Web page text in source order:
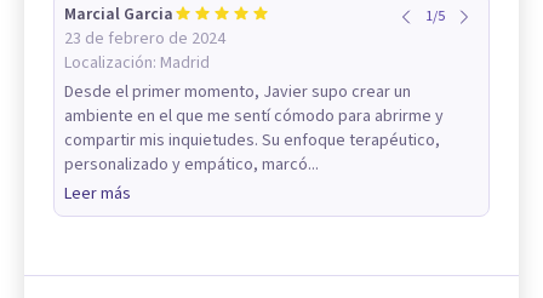
Marcial Garcia
23 de febrero de 2024
Localización: Madrid
1/5
Desde el primer momento, Javier supo crear un
ambiente en el que me sentí cómodo para abrirme y
compartir mis inquietudes. Su enfoque terapéutico,
personalizado y empático, marcó...
Leer más